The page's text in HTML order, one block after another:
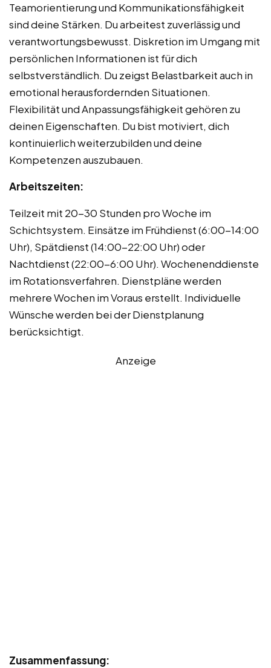
Teamorientierung und Kommunikationsfähigkeit
sind deine Stärken. Du arbeitest zuverlässig und
verantwortungsbewusst. Diskretion im Umgang mit
persönlichen Informationen ist für dich
selbstverständlich. Du zeigst Belastbarkeit auch in
emotional herausfordernden Situationen.
Flexibilität und Anpassungsfähigkeit gehören zu
deinen Eigenschaften. Du bist motiviert, dich
kontinuierlich weiterzubilden und deine
Kompetenzen auszubauen.
Arbeitszeiten:
Teilzeit mit 20-30 Stunden pro Woche im
Schichtsystem. Einsätze im Frühdienst (6:00-14:00
Uhr), Spätdienst (14:00-22:00 Uhr) oder
Nachtdienst (22:00-6:00 Uhr). Wochenenddienste
im Rotationsverfahren. Dienstpläne werden
mehrere Wochen im Voraus erstellt. Individuelle
Wünsche werden bei der Dienstplanung
berücksichtigt.
Anzeige
Zusammenfassung: